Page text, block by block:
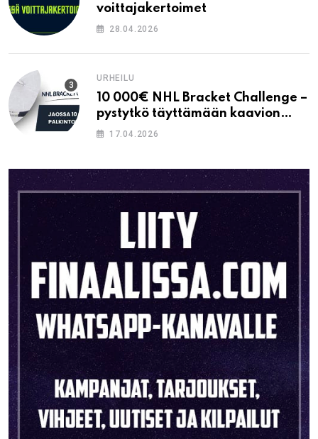
voittajakertoimet
28.04.2026
URHEILU
10 000€ NHL Bracket Challenge –
pystytkö täyttämään kaavion
oikein?
17.04.2026